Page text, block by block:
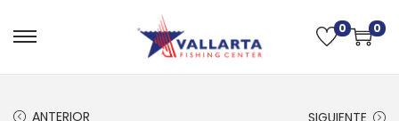
0 0
ANTERIOR SIGUIENTE